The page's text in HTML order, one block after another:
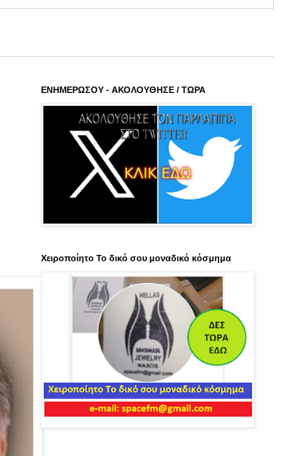
ΕΝΗΜΕΡΩΣΟΥ - ΑΚΟΛΟΥΘΗΣΕ / ΤΩΡΑ
Χειροποίητο Το δικό σου μοναδικό κόσμημα